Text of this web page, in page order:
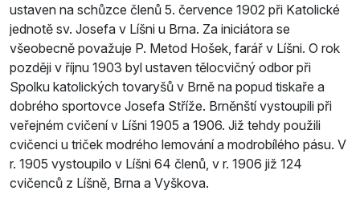
ustaven na schůzce členů 5. července 1902 při Katolické
jednotě sv. Josefa v Líšni u Brna. Za iniciátora se
všeobecně považuje P. Metod Hošek, farář v Líšni. O rok
později v říjnu 1903 byl ustaven tělocvičný odbor při
Spolku katolických tovaryšů v Brně na popud tiskaře a
dobrého sportovce Josefa Stříže. Brněnští vystoupili při
veřejném cvičení v Líšni 1905 a 1906. Již tehdy použili
cvičenci u triček modrého lemování a modrobílého pásu. V
r. 1905 vystoupilo v Líšni 64 členů, v r. 1906 již 124
cvičenců z Líšně, Brna a Vyškova.